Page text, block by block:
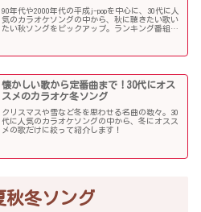
90年代や2000年代の平成j-popを中心に、30代に人
気のカラオケソングの中から、秋に聴きたい歌い
たい秋ソングをピックアップ。ランキング番組で
懐かしい歌から定番曲まで！30代にオス
スメのカラオケ冬ソング
クリスマスや雪など冬を思わせる名曲の数々。30
代に人気のカラオケソングの中から、冬にオスス
メの歌だけに絞って紹介します！
秋冬ソング